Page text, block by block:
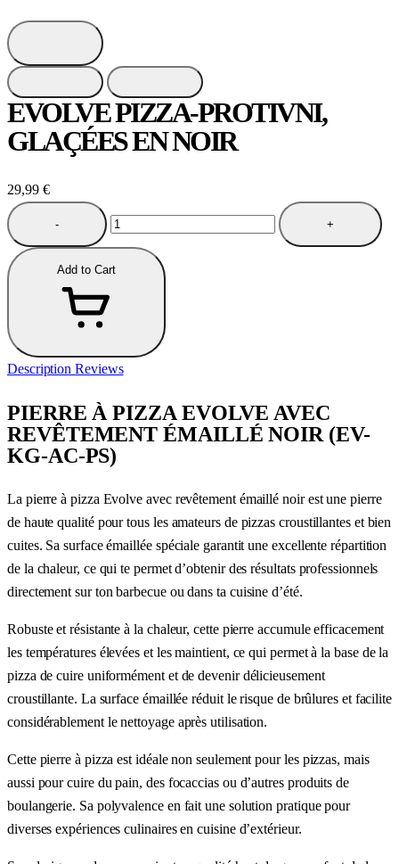
EVOLVE PIZZA-PROTIVNI,
GLAÇÉES EN NOIR
29,99 €
- +
Add to Cart
DescriptionReviews
PIERRE À PIZZA EVOLVE AVEC
REVÊTEMENT ÉMAILLÉ NOIR (EV-
KG-AC-PS)
La pierre à pizza Evolve avec revêtement émaillé noir est une pierre
de haute qualité pour tous les amateurs de pizzas croustillantes et bien
cuites. Sa surface émaillée spéciale garantit une excellente répartition
de la chaleur, ce qui te permet d’obtenir des résultats professionnels
directement sur ton barbecue ou dans ta cuisine d’été.
Robuste et résistante à la chaleur, cette pierre accumule efficacement
les températures élevées et les maintient, ce qui permet à la base de la
pizza de cuire uniformément et de devenir délicieusement
croustillante. La surface émaillée réduit le risque de brûlures et facilite
considérablement le nettoyage après utilisation.
Cette pierre à pizza est idéale non seulement pour les pizzas, mais
aussi pour cuire du pain, des focaccias ou d’autres produits de
boulangerie. Sa polyvalence en fait une solution pratique pour
diverses expériences culinaires en cuisine d’extérieur.